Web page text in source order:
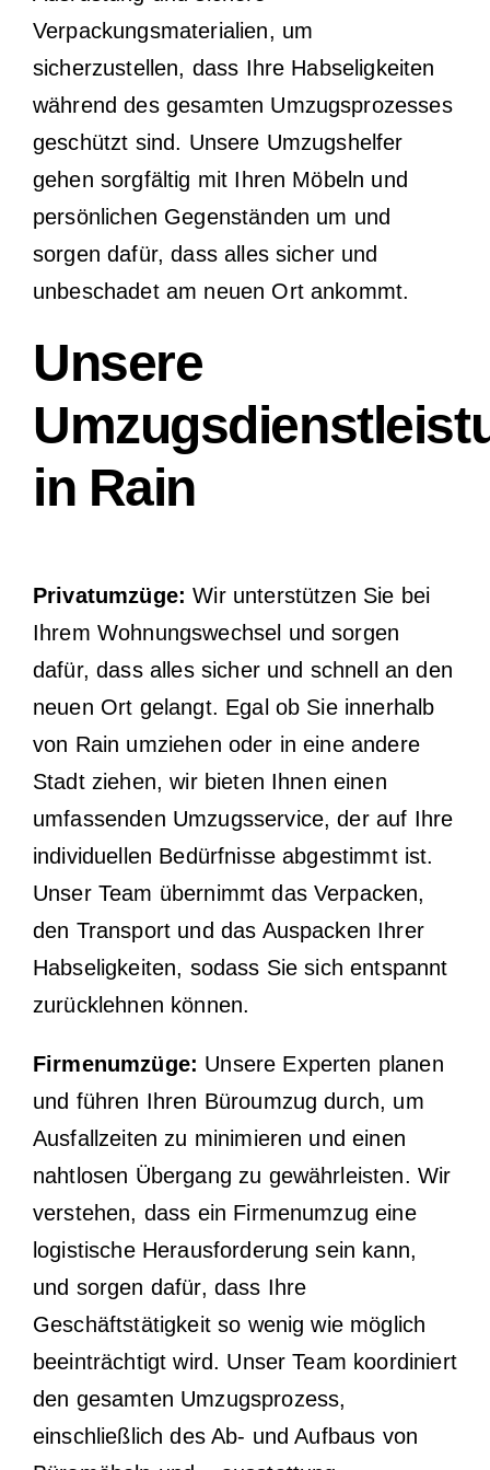
Verpackungsmaterialien, um
sicherzustellen, dass Ihre Habseligkeiten
während des gesamten Umzugsprozesses
geschützt sind. Unsere Umzugshelfer
gehen sorgfältig mit Ihren Möbeln und
persönlichen Gegenständen um und
sorgen dafür, dass alles sicher und
unbeschadet am neuen Ort ankommt.
Unsere
in Rain
Privatumzüge: Wir unterstützen Sie bei
Ihrem Wohnungswechsel und sorgen
dafür, dass alles sicher und schnell an den
neuen Ort gelangt. Egal ob Sie innerhalb
von Rain umziehen oder in eine andere
Stadt ziehen, wir bieten Ihnen einen
umfassenden Umzugsservice, der auf Ihre
individuellen Bedürfnisse abgestimmt ist.
Unser Team übernimmt das Verpacken,
den Transport und das Auspacken Ihrer
Habseligkeiten, sodass Sie sich entspannt
zurücklehnen können.
Firmenumzüge: Unsere Experten planen
und führen Ihren Büroumzug durch, um
Ausfallzeiten zu minimieren und einen
nahtlosen Übergang zu gewährleisten. Wir
verstehen, dass ein Firmenumzug eine
logistische Herausforderung sein kann,
und sorgen dafür, dass Ihre
Geschäftstätigkeit so wenig wie möglich
beeinträchtigt wird. Unser Team koordiniert
den gesamten Umzugsprozess,
einschließlich des Ab- und Aufbaus von